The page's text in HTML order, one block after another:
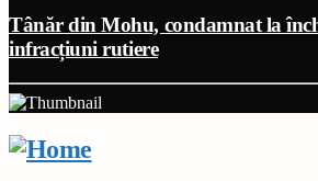
Tânăr din Mohu, condamnat la
infracțiuni rutiere